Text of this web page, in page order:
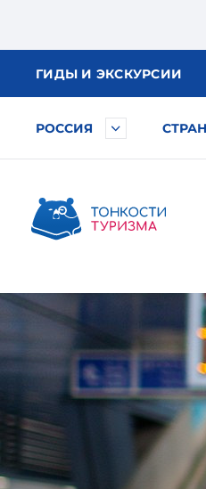
ГИДЫ И ЭКСКУРСИИ
РОССИЯ